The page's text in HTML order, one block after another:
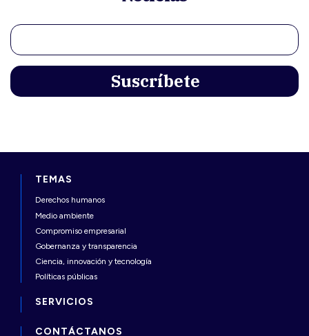
TEMAS
Derechos humanos
Medio ambiente
Compromiso empresarial
Gobernanza y transparencia
Ciencia, innovación y tecnología
Políticas públicas
SERVICIOS
CONTÁCTANOS